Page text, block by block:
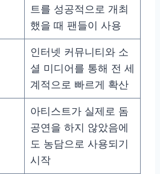
트를 성공적으로 개최
했을 때 팬들이 사용
인터넷 커뮤니티와 소
셜 미디어를 통해 전 세
계적으로 빠르게 확산
아티스트가 실제로 돔
공연을 하지 않았음에
도 농담으로 사용되기
시작